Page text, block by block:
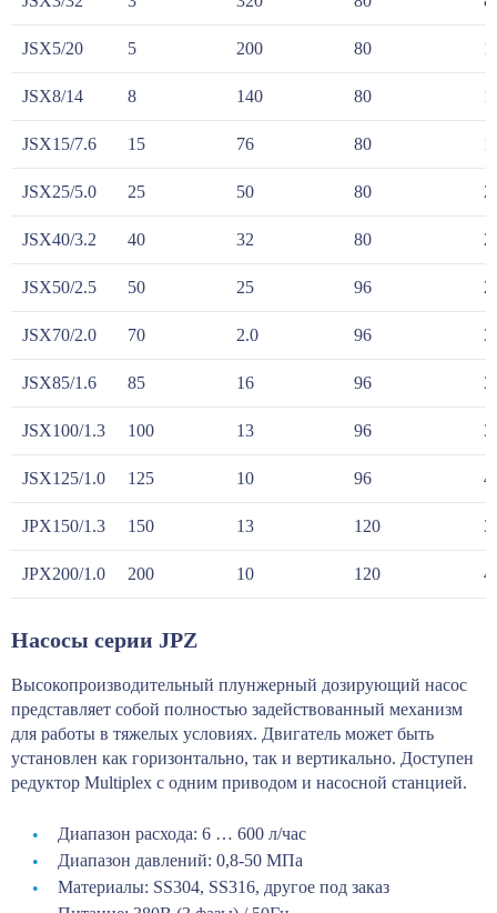
JSX5/20 5 200 80
JSX8/14 8 140 80
JSX15/7.6 15 76 80
JSX25/5.0 25 50 80
JSX40/3.2 40 32 80
JSX50/2.5 50 25 96
JSX70/2.0 70 2.0 96
JSX85/1.6 85 16 96
JSX100/1.3 100 13 96
JSX125/1.0 125 10 96
JPX150/1.3 150 13 120
JPX200/1.0 200 10 120
Насосы серии JPZ
Высокопроизводительный плунжерный дозирующий насос
представляет собой полностью задействованный механизм
для работы в тяжелых условиях. Двигатель может быть
установлен как горизонтально, так и вертикально. Доступен
редуктор Multiplex с одним приводом и насосной станцией.
Диапазон расхода: 6 … 600 л/час
Диапазон давлений: 0,8-50 МПа
Материалы: SS304, SS316, другое под заказ